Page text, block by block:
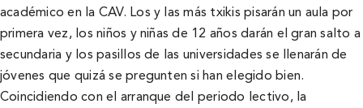
académico en la CAV. Los y las más txikis pisarán un aula por
primera vez, los niños y niñas de 12 años darán el gran salto a
secundaria y los pasillos de las universidades se llenarán de
jóvenes que quizá se pregunten si han elegido bien.
Coincidiendo con el arranque del periodo lectivo, la